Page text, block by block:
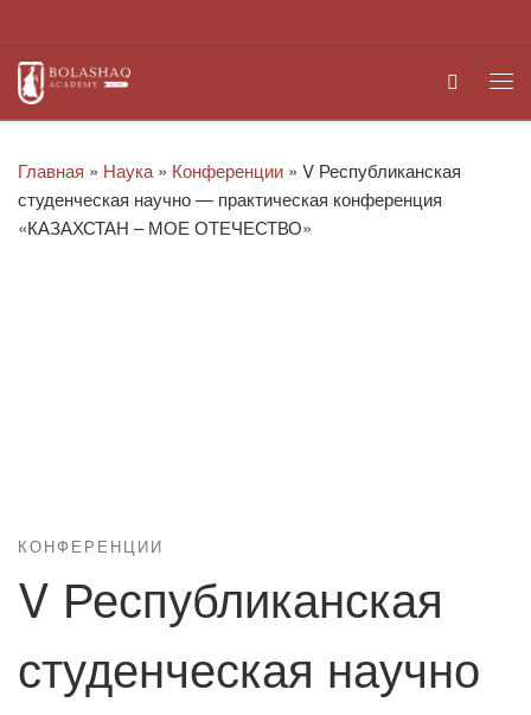
Search
Главная » Наука » Конференции » V Республиканская
студенческая научно — практическая конференция
«КАЗАХСТАН – МОЕ ОТЕЧЕСТВО»
КОНФЕРЕНЦИИ
V Республиканская
студенческая научно